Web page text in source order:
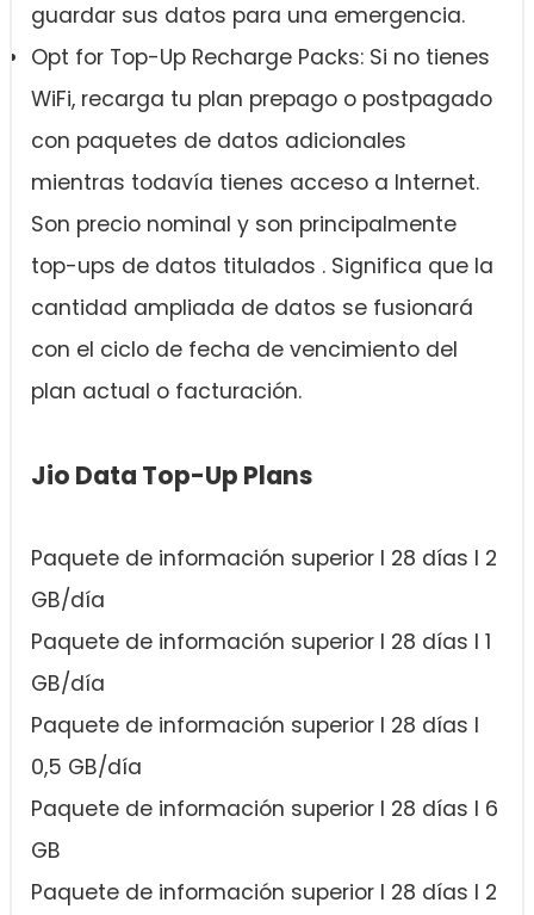
guardar sus datos para una emergencia.
Opt for Top-Up Recharge Packs: Si no tienes
WiFi, recarga tu plan prepago o postpagado
con paquetes de datos adicionales
mientras todavía tienes acceso a Internet.
Son precio nominal y son principalmente
top-ups de datos titulados . Significa que la
cantidad ampliada de datos se fusionará
con el ciclo de fecha de vencimiento del
plan actual o facturación.
Jio Data Top-Up Plans
Paquete de información superior I 28 días I 2
GB/día
Paquete de información superior I 28 días I 1
GB/día
Paquete de información superior I 28 días I
0,5 GB/día
Paquete de información superior I 28 días I 6
GB
Paquete de información superior I 28 días I 2